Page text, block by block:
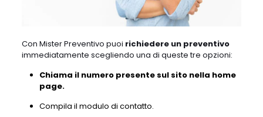
Con Mister Preventivo puoi richiedere un preventivo
immediatamente scegliendo una di queste tre opzioni:
Chiama il numero presente sul sito nella home
page.
Compila il modulo di contatto.